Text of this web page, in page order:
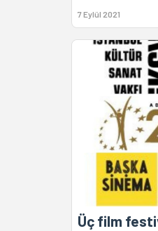
7 Eylül 2021
Üç film